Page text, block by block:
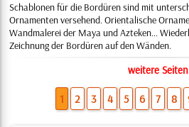
Schablonen für die Bordüren sind mit
Ornamenten versehend. Orientalische
Wandmalerei der Maya und Azteken…
Zeichnung der Bordüren auf den Wänden.
weitere
1 2 3 4 5 6 7 8